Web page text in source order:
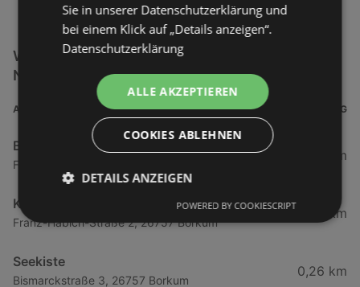
Weitere Elektro & Multimedia Filialen in der
Nähe
ADRESSE ENTFERNUNG
Brasserie
Franz-Habich-Straße 18, 26757 Borkum
0,21 km
Künstlerklause Borkum
Franz-Habich-Straße 2, 26757 Borkum
0,25 km
Seekiste
Bismarckstraße 3, 26757 Borkum
0,26 km
Sie in unserer Datenschutzerklärung und
bei einem Klick auf „Details anzeigen“.
Datenschutzerklärung
ALLE AKZEPTIEREN
COOKIES ABLEHNEN
DETAILS ANZEIGEN
POWERED BY COOKIESCRIPT